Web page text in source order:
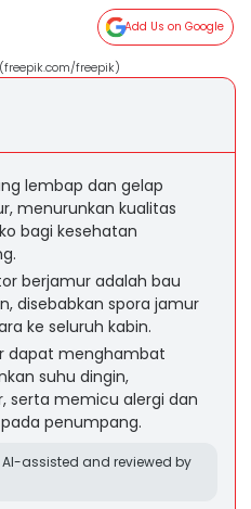
Add Us on Google
freepik)
lembap dan gelap
menurunkan kualitas
bagi kesehatan
berjamur adalah bau
disebabkan spora jamur
ke seluruh kabin.
dapat menghambat
suhu dingin,
serta memicu alergi dan
penumpang.
assisted and reviewed by